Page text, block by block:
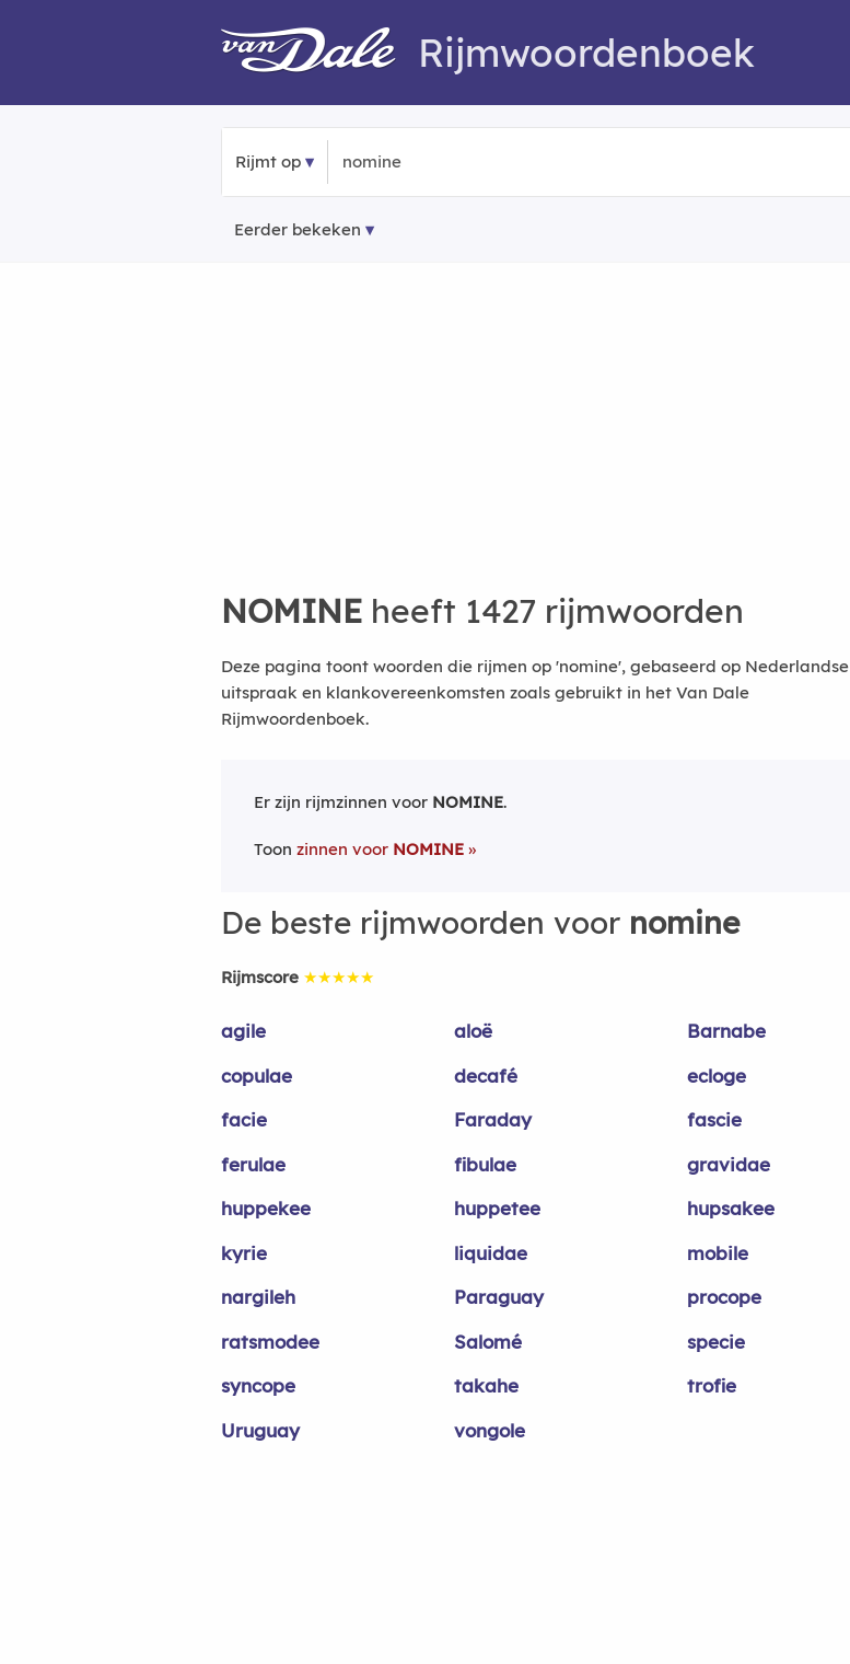
Rijmwoordenboek
Rijmt op
Eerder bekeken
NOMINE heeft 1427 rijmwoorden
Deze pagina toont woorden die rijmen op 'nomine', gebaseerd op Nederlandse
uitspraak en klankovereenkomsten zoals gebruikt in het Van Dale
Rijmwoordenboek.
Er zijn rijmzinnen voor NOMINE.
Toon zinnen voor NOMINE
De beste rijmwoorden voor nomine
Rijmscore ★★★★★
agile aloë
Barnabe
copulae
decafé
ecloge
facie
Faraday
fascie
ferulae
fibulae
gravidae
huppekee
huppetee
hupsakee
kyrie
liquidae
mobile
nargileh
Paraguay
procope
ratsmodee
Salomé
specie
syncope
takahe
trofie
Uruguay
vongole